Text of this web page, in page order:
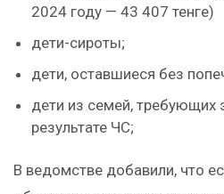
2024 году — 43 407 тенге)
дети-сироты;
дети, оставшиеся без
дети из семей, требующих
результате ЧС;
В ведомстве добавили, что